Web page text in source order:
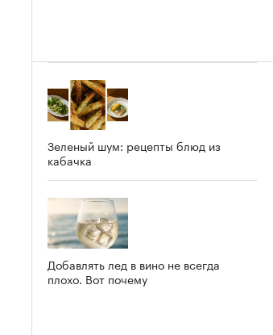
Зеленый шум: рецепты блюд из
кабачка
Добавлять лед в вино не всегда
плохо. Вот почему